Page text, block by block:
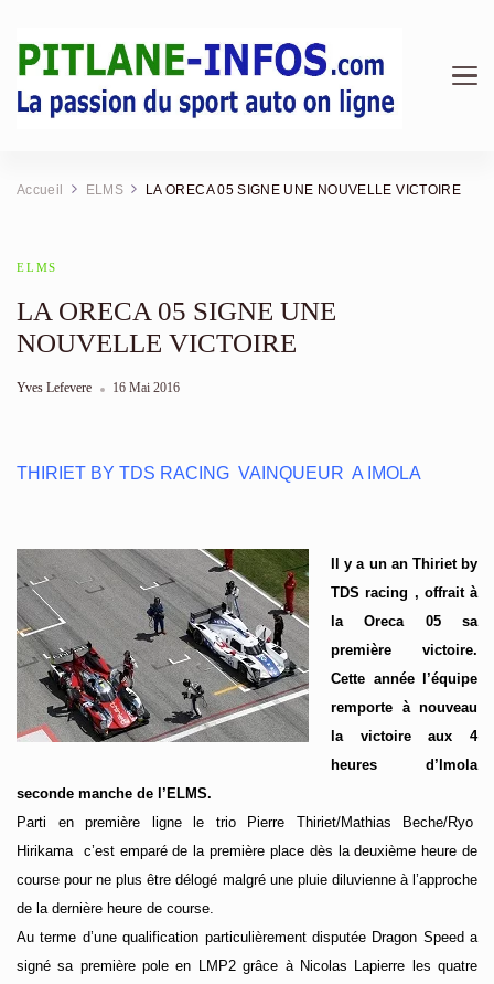
Actualité Sport Auto
Accueil ELMS LA ORECA 05 SIGNE UNE NOUVELLE VICTOIRE
ELMS
LA ORECA 05 SIGNE UNE
NOUVELLE VICTOIRE
Yves Lefevere 16 Mai 2016
THIRIET BY TDS RACING VAINQUEUR A IMOLA
Il y a un an Thiriet by
TDS racing , offrait à
la Oreca 05 sa
première victoire.
Cette année l’équipe
remporte à nouveau
la victoire aux 4
heures d’Imola
seconde manche de l’ELMS.
Parti en première ligne le trio Pierre Thiriet/Mathias Beche/Ryo
Hirikama c’est emparé de la première place dès la deuxième heure de
course pour ne plus être délogé malgré une pluie diluvienne à l’approche
de la dernière heure de course.
Au terme d’une qualification particulièrement disputée Dragon Speed a
signé sa première pole en LMP2 grâce à Nicolas Lapierre les quatre